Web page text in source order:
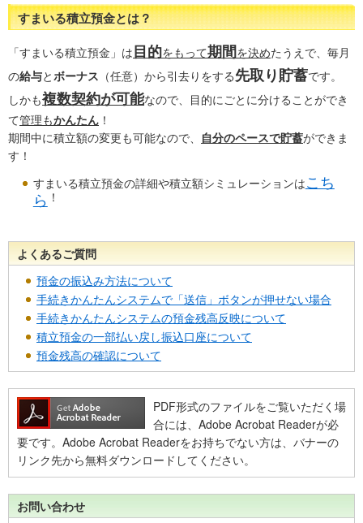
すまいる積立預金とは？
「すまいる積立預金」は目的をもって期間を決めたうえで、毎月
の給与とボーナス （任意）から引去りをする先取り貯蓄です。
しかも複数契約が可能なので、目的にごとに分けることができ
て管理もかんたん ！
期間中に積立額の変更も可能なので、 自分のペースで貯蓄ができま
す！
すまいる積立預金の詳細や積立額シミュレーションはこち
ら ！
よくあるご質問
預金の振込み方法について
手続きかんたんシステムで「送信」ボタンが押せない場合
手続きかんたんシステムの預金残高反映について
積立預金の一部払い戻し振込口座について
預金残高の確認について
PDF形式のファイルをご覧いただく場
合には、Adobe Acrobat Readerが必
要です。Adobe Acrobat Readerをお持ちでない方は、バナーの
リンク先から無料ダウンロードしてください。
お問い合わせ